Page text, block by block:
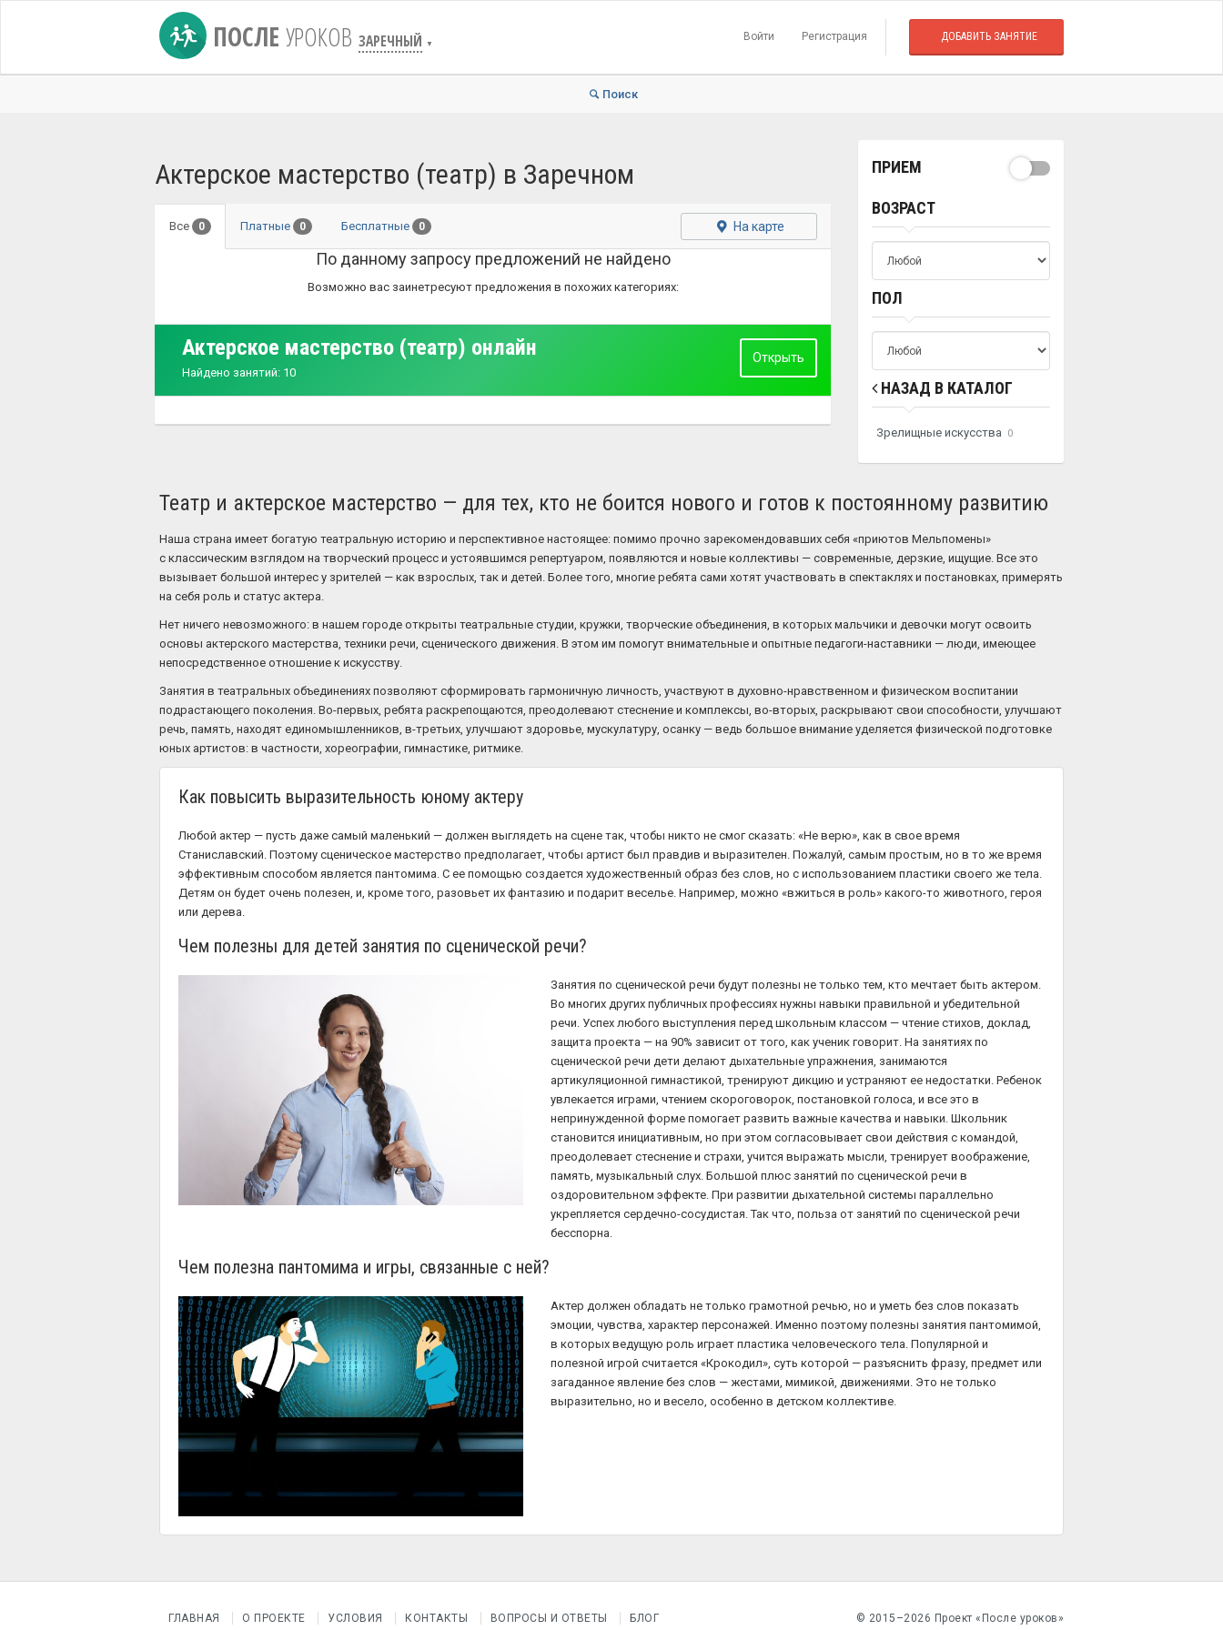
ПОСЛЕ УРОКОВ ЗАРЕЧНЫЙ ▼
Войти Регистрация ДОБАВИТЬ ЗАНЯТИЕ
Поиск
Актерское мастерство (театр) в Заречном
Все 0 Платные 0 Бесплатные 0 На карте
По данному запросу предложений не найдено
Возможно вас заинетресуют предложения в похожих категориях:
Актерское мастерство (театр) онлайн
Найдено занятий: 10
Открыть
ПРИЕМ
ВОЗРАСТ
ПОЛ
НАЗАД В КАТАЛОГ
Зрелищные искусства 0
Театр и актерское мастерство — для тех, кто не боится нового и готов к постоянному развитию
Наша страна имеет богатую театральную историю и перспективное настоящее: помимо прочно зарекомендовавших себя «приютов Мельпомены»
с классическим взглядом на творческий процесс и устоявшимся репертуаром, появляются и новые коллективы — современные, дерзкие, ищущие. Все это
вызывает большой интерес у зрителей — как взрослых, так и детей. Более того, многие ребята сами хотят участвовать в спектаклях и постановках, примерять
на себя роль и статус актера.
Нет ничего невозможного: в нашем городе открыты театральные студии, кружки, творческие объединения, в которых мальчики и девочки могут освоить
основы актерского мастерства, техники речи, сценического движения. В этом им помогут внимательные и опытные педагоги-наставники — люди, имеющее
непосредственное отношение к искусству.
Занятия в театральных объединениях позволяют сформировать гармоничную личность, участвуют в духовно-нравственном и физическом воспитании
подрастающего поколения. Во-первых, ребята раскрепощаются, преодолевают стеснение и комплексы, во-вторых, раскрывают свои способности, улучшают
речь, память, находят единомышленников, в-третьих, улучшают здоровье, мускулатуру, осанку — ведь большое внимание уделяется физической подготовке
юных артистов: в частности, хореографии, гимнастике, ритмике.
Как повысить выразительность юному актеру
Любой актер — пусть даже самый маленький — должен выглядеть на сцене так, чтобы никто не смог сказать: «Не верю», как в свое время
Станиславский. Поэтому сценическое мастерство предполагает, чтобы артист был правдив и выразителен. Пожалуй, самым простым, но в то же время
эффективным способом является пантомима. С ее помощью создается художественный образ без слов, но с использованием пластики своего же тела.
Детям он будет очень полезен, и, кроме того, разовьет их фантазию и подарит веселье. Например, можно «вжиться в роль» какого-то животного, героя
или дерева.
Чем полезны для детей занятия по сценической речи?
Занятия по сценической речи будут полезны не только тем, кто мечтает быть актером.
Во многих других публичных профессиях нужны навыки правильной и убедительной
речи. Успех любого выступления перед школьным классом — чтение стихов, доклад,
защита проекта — на 90% зависит от того, как ученик говорит. На занятиях по
сценической речи дети делают дыхательные упражнения, занимаются
артикуляционной гимнастикой, тренируют дикцию и устраняют ее недостатки. Ребенок
увлекается играми, чтением скороговорок, постановкой голоса, и все это в
непринужденной форме помогает развить важные качества и навыки. Школьник
становится инициативным, но при этом согласовывает свои действия с командой,
преодолевает стеснение и страхи, учится выражать мысли, тренирует воображение,
память, музыкальный слух. Большой плюс занятий по сценической речи в
оздоровительном эффекте. При развитии дыхательной системы параллельно
укрепляется сердечно-сосудистая. Так что, польза от занятий по сценической речи
бесспорна.
Чем полезна пантомима и игры, связанные с ней?
Актер должен обладать не только грамотной речью, но и уметь без слов показать
эмоции, чувства, характер персонажей. Именно поэтому полезны занятия пантомимой,
в которых ведущую роль играет пластика человеческого тела. Популярной и
полезной игрой считается «Крокодил», суть которой — разъяснить фразу, предмет или
загаданное явление без слов — жестами, мимикой, движениями. Это не только
выразительно, но и весело, особенно в детском коллективе.
ГЛАВНАЯ О ПРОЕКТЕ УСЛОВИЯ КОНТАКТЫ ВОПРОСЫ И ОТВЕТЫ БЛОГ © 2015–2026 Проект «После уроков»